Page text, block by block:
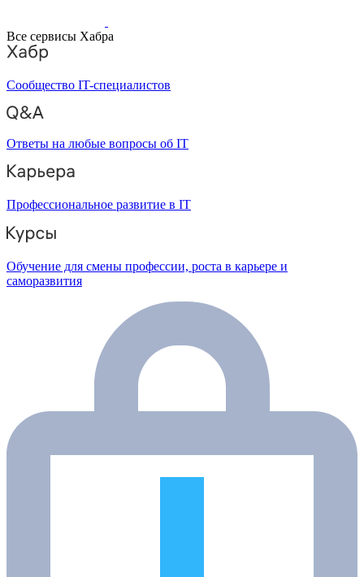
Все сервисы Хабра
Сообщество IT-специалистов
Ответы на любые вопросы об IT
Профессиональное развитие в IT
Обучение для смены профессии, роста в карьере и
саморазвития